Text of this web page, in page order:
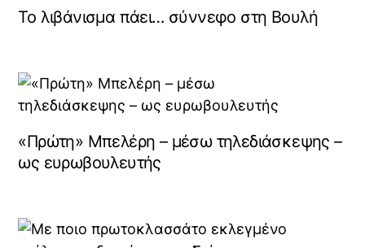
Το λιβάνισμα πάει… σύννεφο στη Βουλή
«Πρώτη» Μπελέρη – μέσω τηλεδιάσκεψης –
ως ευρωβουλευτής